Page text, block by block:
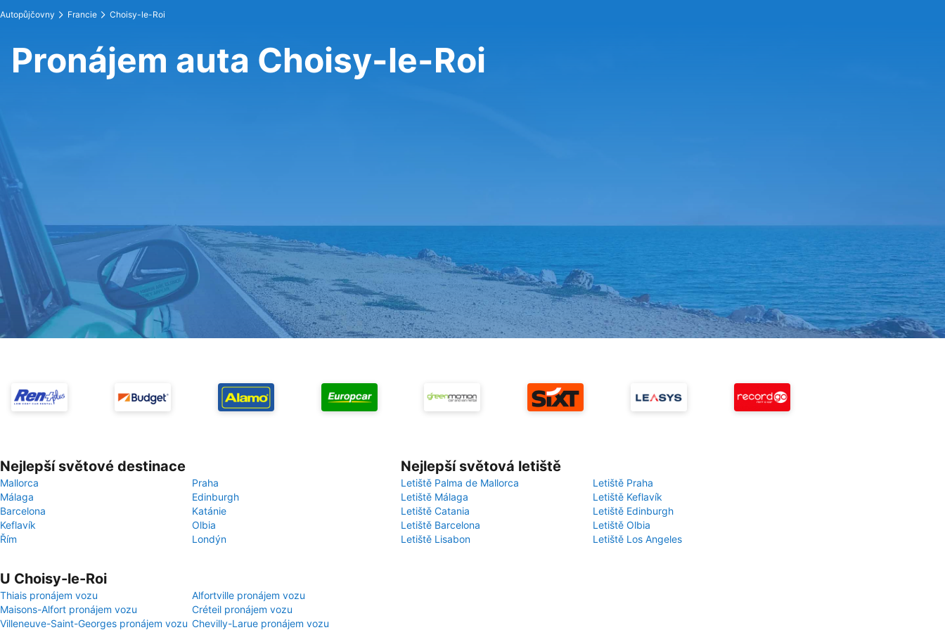
Autopůjčovny Francie Choisy-le-Roi
Pronájem auta Choisy-le-Roi
Nejlepší světové destinace
Mallorca
Praha
Málaga
Edinburgh
Barcelona
Katánie
Keflavík
Olbia
Řím
Londýn
Nejlepší světová letiště
Letiště Palma de Mallorca
Letiště Praha
Letiště Málaga
Letiště Keflavík
Letiště Catania
Letiště Edinburgh
Letiště Barcelona
Letiště Olbia
Letiště Lisabon
Letiště Los Angeles
U Choisy-le-Roi
Thiais pronájem vozu
Alfortville pronájem vozu
Maisons-Alfort pronájem vozu
Créteil pronájem vozu
Villeneuve-Saint-Georges pronájem vozu Chevilly-Larue pronájem vozu